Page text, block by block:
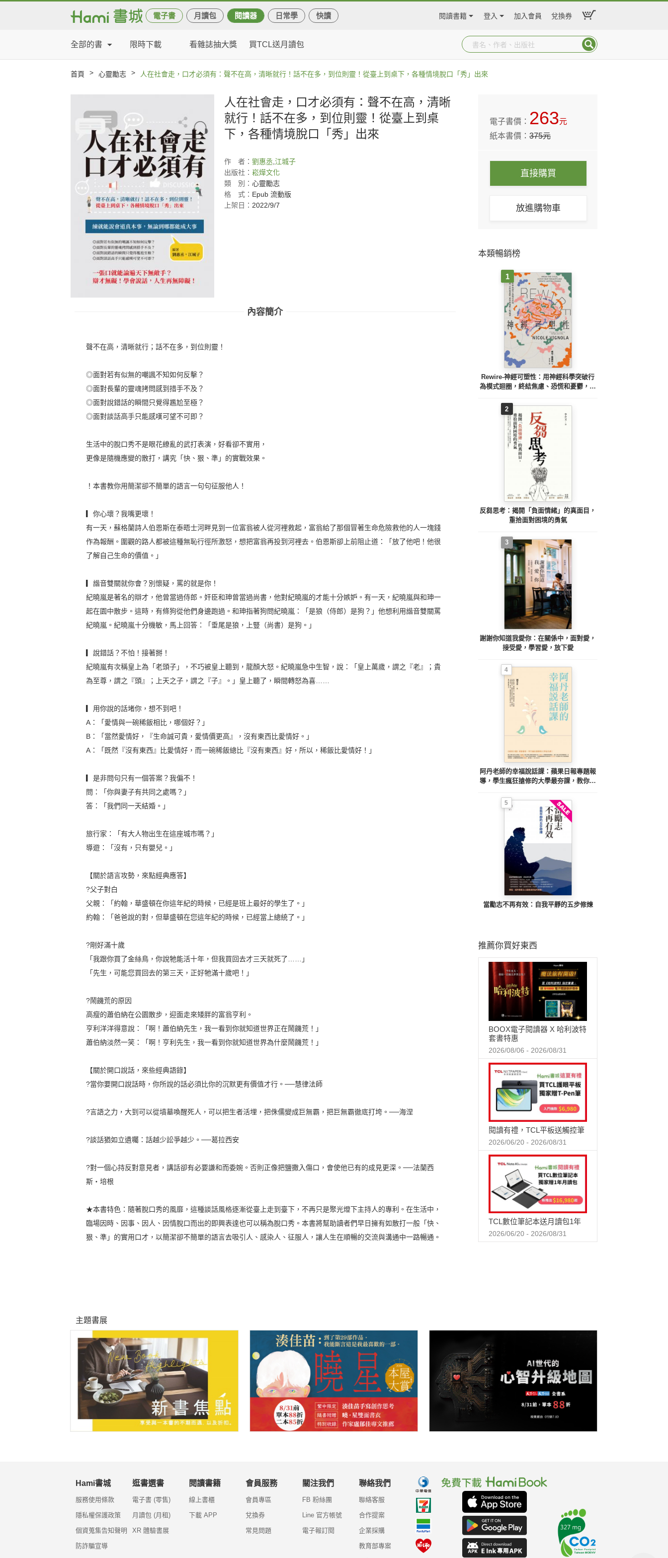
電子書 月讀包 閱讀器 日常學 快讀 閱讀書籍 登入 加入會員 兌換券
全部的書 限時下載 看雜誌抽大獎 買TCL送月讀包
首頁 > 心靈勵志 > 人在社會走，口才必須有：聲不在高，清晰就行！話不在多，到位則靈！從臺上到桌下，各種情境脫口「秀」出來
人在社會走，口才必須有：聲不在高，清晰
就行！話不在多，到位則靈！從臺上到桌
下，各種情境脫口「秀」出來
作 者： 劉惠丞 江城子
出版社： 崧燁文化
類
別： 心靈勵志
格
式： Epub 流動版
上架日： 2022/9/7
內容簡介
聲不在高，清晰就行；話不在多，到位則靈！
◎面對若有似無的嘲諷不知如何反擊？
◎面對長輩的靈魂拷問感到措手不及？
◎面對說錯話的瞬間只覺得尷尬至極？
◎面對談話高手只能感嘆可望不可即？
生活中的脫口秀不是眼花繚亂的武打表演，好看卻不實用，
更像是隨機應變的散打，講究「快、狠、準」的實戰效果。
！本書教你用簡潔卻不簡單的語言一句句征服他人！
▎你心壞？我嘴更壞！
有一天，蘇格蘭詩人伯恩斯在泰晤士河畔見到一位富翁被人從河裡救起，富翁給了那個冒著生命危險救他的人一塊錢
作為報酬。圍觀的路人都被這種無恥行徑所激怒，想把富翁再投到河裡去。伯恩斯卻上前阻止道：「放了他吧！他很
了解自己生命的價值。」
▎諧音雙關就你會？別懷疑，罵的就是你！
紀曉嵐是著名的辯才，他曾當過侍郎。奸臣和珅曾當過尚書，他對紀曉嵐的才能十分嫉妒。有一天，紀曉嵐與和珅一
起在園中散步。這時，有條狗從他們身邊跑過。和珅指著狗問紀曉嵐：「是狼（侍郎）是狗？」他想利用諧音雙關罵
紀曉嵐。紀曉嵐十分機敏，馬上回答：「垂尾是狼，上豎（尚書）是狗。」
▎說錯話？不怕！接著掰！
紀曉嵐有次稱皇上為「老頭子」，不巧被皇上聽到，龍顏大怒。紀曉嵐急中生智，說：「皇上萬歲，謂之『老』；貴
為至尊，謂之『頭』；上天之子，謂之『子』。」皇上聽了，瞬間轉怒為喜……
▎用你說的話堵你，想不到吧！
A：「愛情與一碗稀飯相比，哪個好？」
B：「當然愛情好，『生命誠可貴，愛情價更高』，沒有東西比愛情好。」
A：「既然『沒有東西』比愛情好，而一碗稀飯總比『沒有東西』好，所以，稀飯比愛情好！」
▎是非問句只有一個答案？我偏不！
問：「你與妻子有共同之處嗎？」
答：「我們同一天結婚。」
旅行家：「有大人物出生在這座城市嗎？」
導遊：「沒有，只有嬰兒。」
【關於語言攻勢，來點經典應答】
?父子對白
父親：「約翰，華盛頓在你這年紀的時候，已經是班上最好的學生了。」
約翰：「爸爸說的對，但華盛頓在您這年紀的時候，已經當上總統了。」
?剛好滿十歲
「我跟你買了金絲鳥，你說牠能活十年，但我買回去才三天就死了……」
「先生，可能您買回去的第三天，正好牠滿十歲吧！」
?鬧饑荒的原因
高瘦的蕭伯納在公園散步，迎面走來矮胖的富翁亨利。
亨利洋洋得意說：「啊！蕭伯納先生，我一看到你就知道世界正在鬧饑荒！」
蕭伯納淡然一笑：「啊！亨利先生，我一看到你就知道世界為什麼鬧饑荒！」
【關於開口說話，來些經典語錄】
?當你要開口說話時，你所說的話必須比你的沉默更有價值才行。──慧律法師
?言語之力，大到可以從墳墓喚醒死人，可以把生者活埋，把侏儒變成巨無霸，把巨無霸徹底打垮。──海涅
?談話猶如立遺囑：話越少訟爭越少。──葛拉西安
?對一個心持反對意見者，講話卻有必要謙和而委婉。否則正像把鹽撒入傷口，會使他已有的成見更深。──法蘭西
斯‧培根
★本書特色：隨著脫口秀的風靡，這種談話風格逐漸從臺上走到臺下，不再只是聚光燈下主持人的專利。在生活中，
臨場因時、因事、因人、因情脫口而出的即興表達也可以稱為脫口秀。本書將幫助讀者們早日擁有如散打一般「快、
狠、準」的實用口才，以簡潔卻不簡單的語言去吸引人、感染人、征服人，讓人生在順暢的交流與溝通中一路暢通。
電子書價： 263元
紙本書價：375元
直接購買
放進購物車
本類暢銷榜
1
Rewire-神經可塑性：用神經科學突破行
為模式迴圈，終結焦慮、恐慌和憂鬱，實
2
反芻思考：揭開「負面情緒」的真面目，
重拾面對困境的勇氣
3
謝謝你知道我愛你：在關係中，面對愛，
接受愛，學習愛，放下愛
4
阿丹老師的幸福說話課：蘋果日報專題報
導，學生瘋狂搶修的大學最夯課，教你不
5
當勵志不再有效：自我平靜的五步修煉
推薦你買好東西
BOOX電子閱讀器 X 哈利波特
套書特惠
2026/08/06 - 2026/08/31
閱讀有禮，TCL平板送觸控筆
2026/06/20 - 2026/08/31
TCL數位筆記本送月讀包1年
2026/06/20 - 2026/08/31
主題書展
Hami書城
服務使用條款
隱私權保護政策
個資蒐集告知聲明
防詐騙宣導
逛書選書
電子書 (零售)
月讀包 (月租)
XR 體驗書展
閱讀書籍
線上書櫃
下載 APP
會員服務
會員專區
兌換券
常見問題
關注我們
FB 粉絲團
Line 官方帳號
電子報訂閱
聯絡我們
聯絡客服
合作提案
企業採購
教育部專案